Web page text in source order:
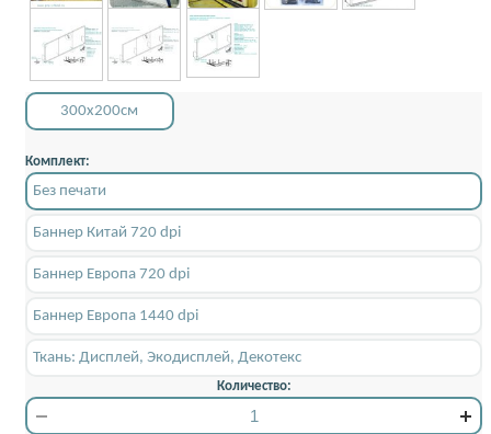
300x200см
Комплект:
Без печати
Баннер Китай 720 dpi
Баннер Европа 720 dpi
Баннер Европа 1440 dpi
Ткань: Дисплей, Экодисплей, Декотекс
Количество: